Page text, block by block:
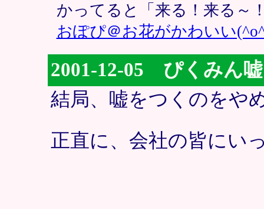
かってると「来る！来る～
おぽぴ＠お花がかわいい
2001-12-05 ぴくみん
結局、嘘をつくのをや
正直に、会社の皆にい